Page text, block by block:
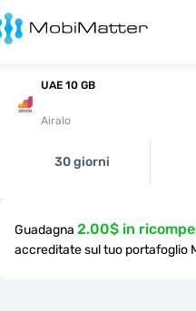
UAE 10 GB
Airalo
30 giorni
Guadagna 2.00$ in
accreditate sul tuo portafoglio